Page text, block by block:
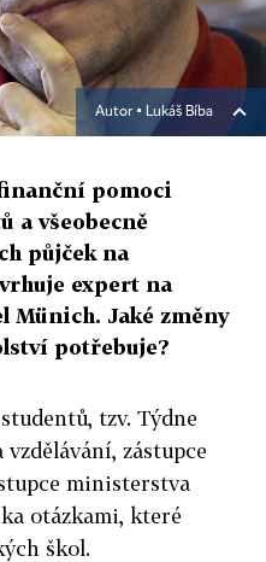
Autor ▪ Lukáš Bíba
pomoci
a všeobecně
půjček na
expert na
Münich. Jaké změny
potřebuje?
tzv. Týdne
zástupce
ministerstva
otázkami, které
škol.